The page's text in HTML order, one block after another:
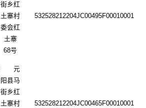
街乡红
土寨村
委会红
土寨
68号
532528212204JC00495F00010001
元
阳县马
街乡红
土寨村
532528212204JC00465F00010001